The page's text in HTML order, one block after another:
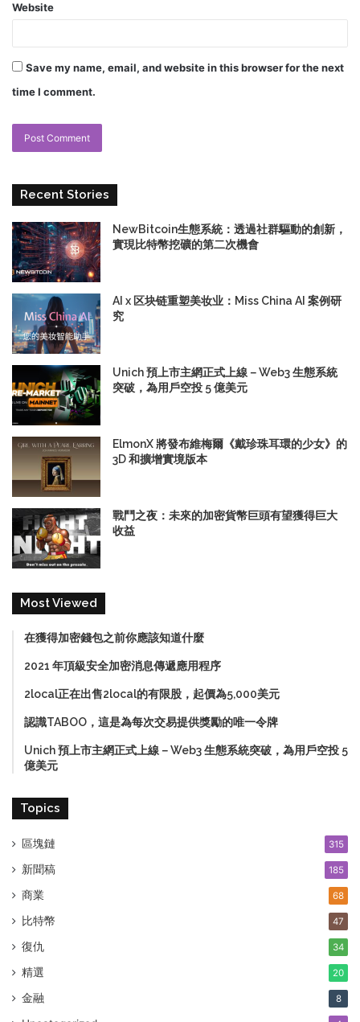
Website
Save my name, email, and website in this browser for the next
time I comment.
Recent Stories
NewBitcoin生態系統：透過社群驅動的創新，
實現比特幣挖礦的第二次機會
AI x 区块链重塑美妆业：Miss China AI 案例研
究
Unich 預上市主網正式上線－Web3 生態系統
突破，為用戶空投 5 億美元
ElmonX 將發布維梅爾《戴珍珠耳環的少女》的
3D 和擴增實境版本
戰鬥之夜：未來的加密貨幣巨頭有望獲得巨大
收益
Most Viewed
在獲得加密錢包之前你應該知道什麼
2021 年頂級安全加密消息傳遞應用程序
2local正在出售2local的有限股，起價為5,000美元
認識TABOO，這是為每次交易提供獎勵的唯一令牌
Unich 預上市主網正式上線－Web3 生態系統突破，為用戶空投 5
億美元
Topics
區塊鏈 315
新聞稿 185
商業 68
比特幣 47
復仇 34
精選 20
金融 8